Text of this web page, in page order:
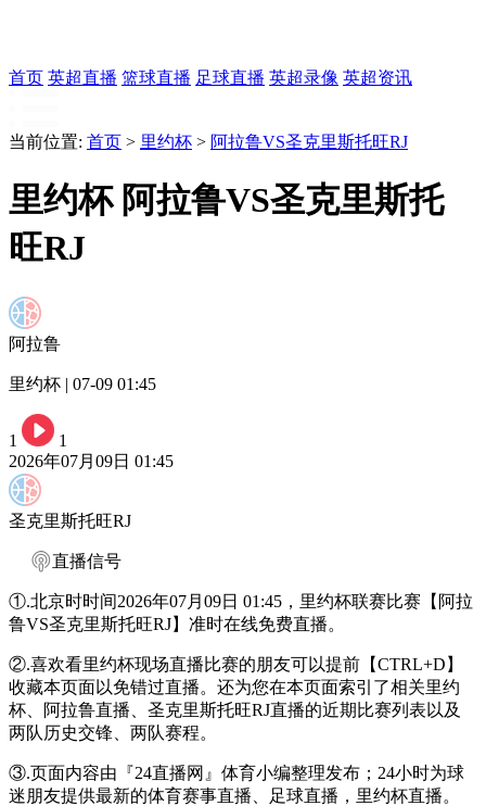
首页 英超直播 篮球直播 足球直播 英超录像 英超资讯
当前位置: 首页 > 里约杯 > 阿拉鲁VS圣克里斯托旺RJ
里约杯 阿拉鲁VS圣克里斯托
旺RJ
阿拉鲁
里约杯 | 07-09 01:45
1
1
2026年07月09日 01:45
圣克里斯托旺RJ
直播信号
①.北京时时间2026年07月09日 01:45，里约杯联赛比赛【阿拉
鲁VS圣克里斯托旺RJ】准时在线免费直播。
②.喜欢看里约杯现场直播比赛的朋友可以提前【CTRL+D】
收藏本页面以免错过直播。还为您在本页面索引了相关里约
杯、阿拉鲁直播、圣克里斯托旺RJ直播的近期比赛列表以及
两队历史交锋、两队赛程。
③.页面内容由『24直播网』体育小编整理发布；24小时为球
迷朋友提供最新的体育赛事直播、足球直播，里约杯直播。